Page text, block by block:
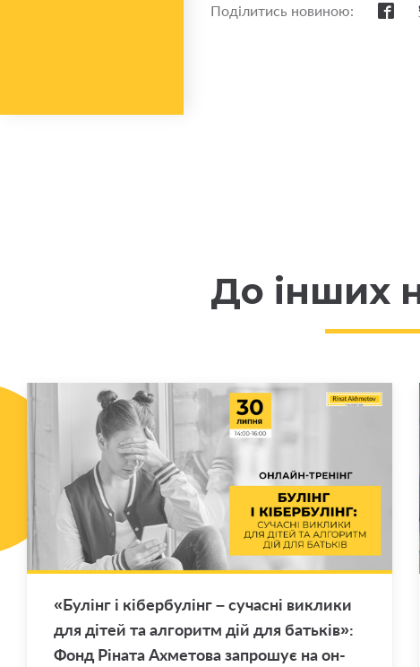
Поділитись новиною:
До інших
«Бу­лінг і кі­бер­бу­лінг – су­ча­сні ви­кли­ки
для дітей та ал­го­ритм дій для ба­тьків»:
Фонд Рі­на­та Ахме­то­ва за­про­шує на он­